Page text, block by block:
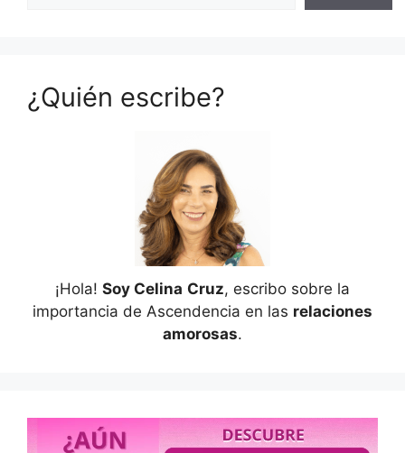
¿Quién escribe?
¡Hola! Soy Celina Cruz, escribo sobre la
importancia de Ascendencia en las relaciones
amorosas.